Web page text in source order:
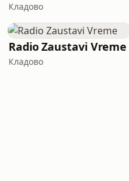
Кладово
Radio Zaustavi Vreme
Кладово